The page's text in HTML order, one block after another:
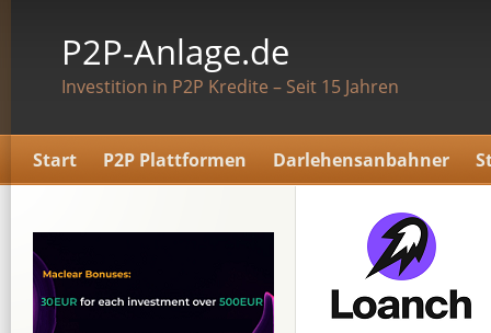
P2P-Anlage.de
Investition in P2P Kredite – Seit 15 Jahren
Start P2P Plattformen Darlehensanbahner